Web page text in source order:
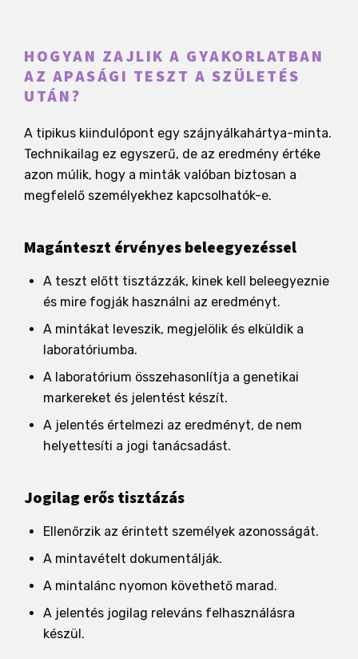
HOGYAN ZAJLIK A GYAKORLATBAN
AZ APASÁGI TESZT A SZÜLETÉS
UTÁN?
A tipikus kiindulópont egy szájnyálkahártya-minta.
Technikailag ez egyszerű, de az eredmény értéke
azon múlik, hogy a minták valóban biztosan a
megfelelő személyekhez kapcsolhatók-e.
Magánteszt érvényes beleegyezéssel
A teszt előtt tisztázzák, kinek kell beleegyeznie
és mire fogják használni az eredményt.
A mintákat leveszik, megjelölik és elküldik a
laboratóriumba.
A laboratórium összehasonlítja a genetikai
markereket és jelentést készít.
A jelentés értelmezi az eredményt, de nem
helyettesíti a jogi tanácsadást.
Jogilag erős tisztázás
Ellenőrzik az érintett személyek azonosságát.
A mintavételt dokumentálják.
A mintalánc nyomon követhető marad.
A jelentés jogilag releváns felhasználásra
készül.